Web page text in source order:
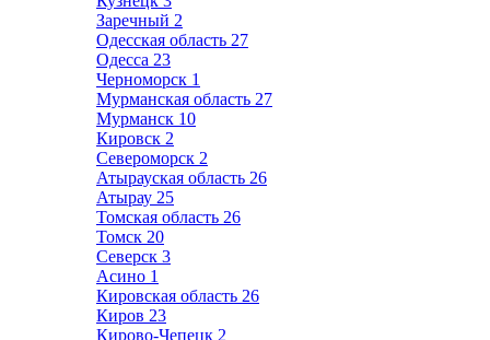
Заречный 2
Одесская область 27
Одесса 23
Черноморск 1
Мурманская область 27
Мурманск 10
Кировск 2
Североморск 2
Атырауская область 26
Атырау 25
Томская область 26
Томск 20
Северск 3
Асино 1
Кировская область 26
Киров 23
Кирово-Чепецк 2